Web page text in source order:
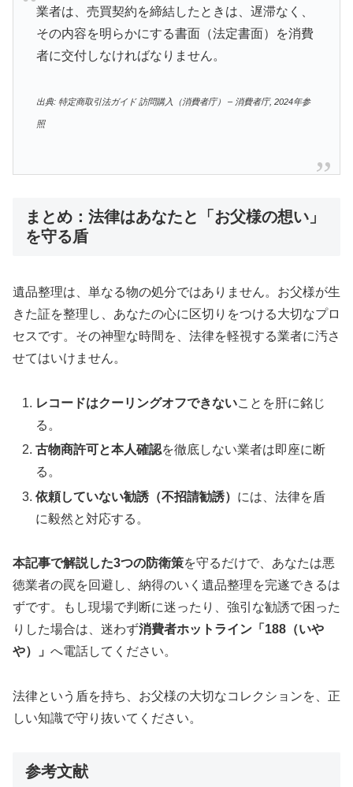
業者は、売買契約を締結したときは、遅滞なく、
その内容を明らかにする書面（法定書面）を消費
者に交付しなければなりません。
出典: 特定商取引法ガイド 訪問購入（消費者庁） – 消費者庁, 2024年参
照
まとめ：法律はあなたと「お父様の想い」
を守る盾
遺品整理は、単なる物の処分ではありません。お父様が生
きた証を整理し、あなたの心に区切りをつける大切なプロ
セスです。その神聖な時間を、法律を軽視する業者に汚さ
せてはいけません。
レコードはクーリングオフできないことを肝に銘じ
る。
古物商許可と本人確認を徹底しない業者は即座に断
る。
依頼していない勧誘（不招請勧誘） には、法律を盾
に毅然と対応する。
本記事で解説した3つの防衛策を守るだけで、あなたは悪
徳業者の罠を回避し、納得のいく遺品整理を完遂できるは
ずです。もし現場で判断に迷ったり、強引な勧誘で困った
りした場合は、迷わず消費者ホットライン「188（いや
や）」 へ電話してください。
法律という盾を持ち、お父様の大切なコレクションを、正
しい知識で守り抜いてください。
参考文献